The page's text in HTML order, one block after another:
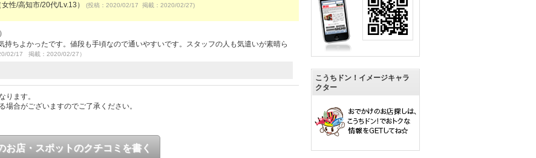
女性/高知市/20代/Lv.13） (投稿：2020/02/17 掲載：2020/02/27)
ちよかったです。値段も手頃なので通いやすいです。スタッフの人も気遣いが素晴ら
02/17 掲載：2020/02/27）
ります。
合がございますのでご了承ください。
お店・スポットのクチコミを書く
こうちドン！イメージキャラ
クター